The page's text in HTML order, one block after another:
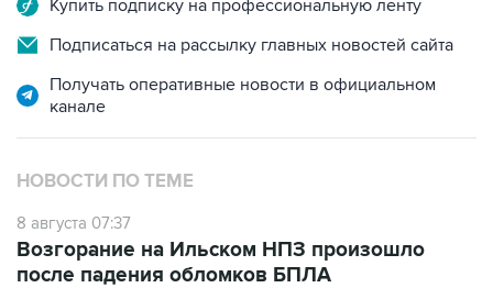
Купить подписку на профессиональную ленту
Подписаться на рассылку главных новостей сайта
Получать оперативные новости в официальном
канале
НОВОСТИ ПО ТЕМЕ
8 августа 07:37
Возгорание на Ильском НПЗ произошло
после падения обломков БПЛА